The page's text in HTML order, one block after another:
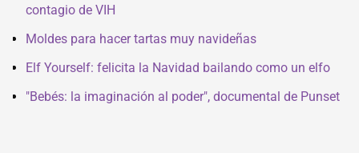
contagio de VIH
Moldes para hacer tartas muy navideñas
Elf Yourself: felicita la Navidad bailando como un elfo
"Bebés: la imaginación al poder", documental de Punset